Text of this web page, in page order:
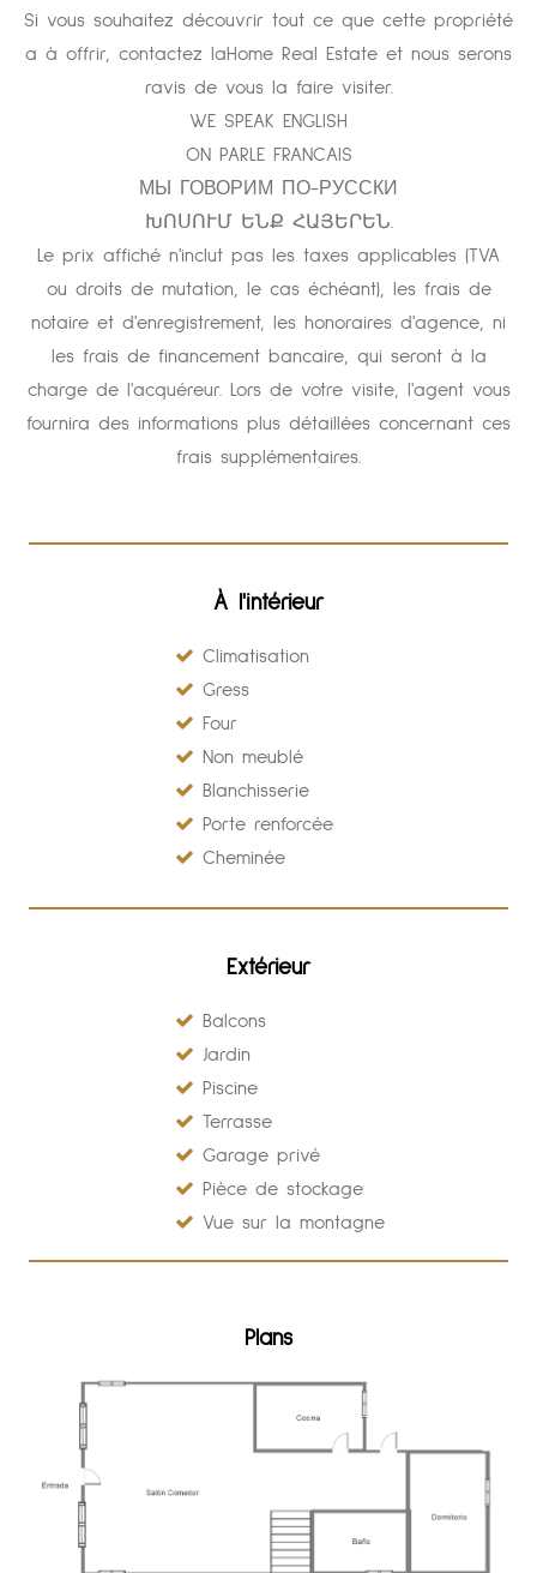
Si vous souhaitez découvrir tout ce que cette propriété
a à offrir, contactez laHome Real Estate et nous serons
ravis de vous la faire visiter.
WE SPEAK ENGLISH
ON PARLE FRANCAIS
МЫ ГОВОРИМ ПО-РУССКИ
ԽՈՍՈՒՄ ԵՆՔ ՀԱՅԵՐԵՆ.
Le prix affiché n'inclut pas les taxes applicables (TVA
ou droits de mutation, le cas échéant), les frais de
notaire et d'enregistrement, les honoraires d'agence, ni
les frais de financement bancaire, qui seront à la
charge de l'acquéreur. Lors de votre visite, l'agent vous
fournira des informations plus détaillées concernant ces
frais supplémentaires.
À l'intérieur
Climatisation
Gress
Four
Non meublé
Blanchisserie
Porte renforcée
Cheminée
Extérieur
Balcons
Jardin
Piscine
Terrasse
Garage privé
Pièce de stockage
Vue sur la montagne
Plans